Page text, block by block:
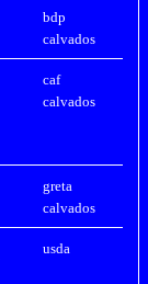
bdp
calvados
caf
calvados
greta
calvados
usda